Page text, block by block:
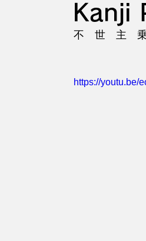
Kanji
不　世　主　
https://youtu.be/